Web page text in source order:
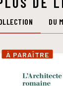
DU
À PARAÎTRE